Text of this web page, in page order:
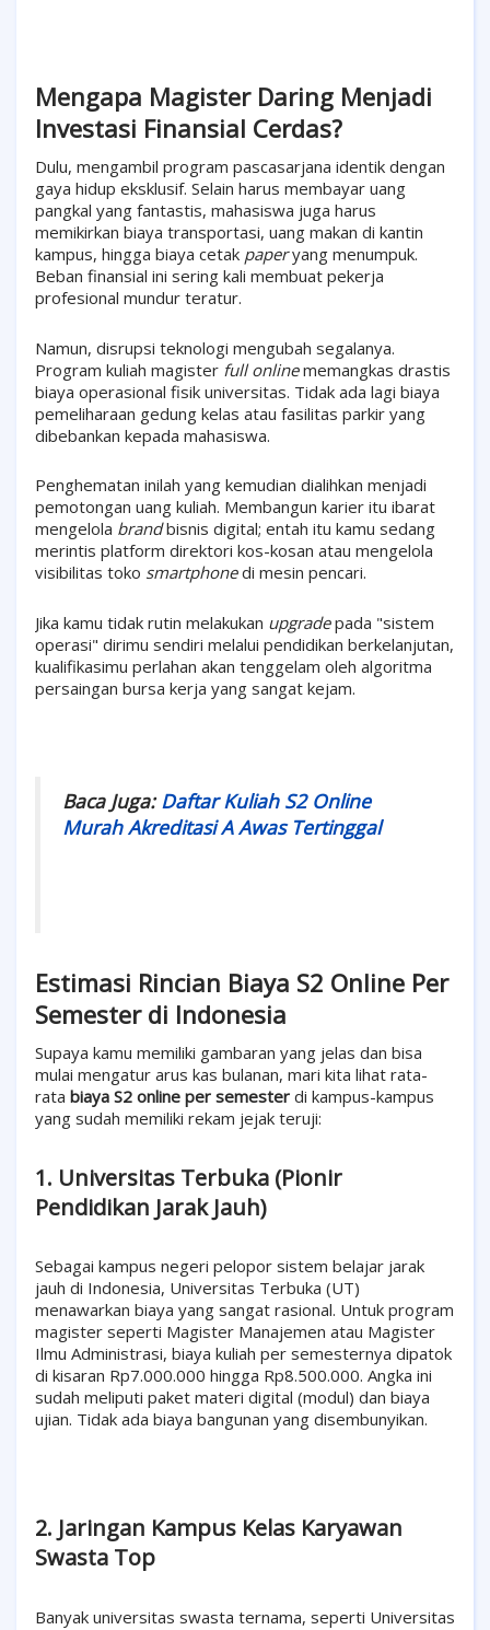
Mengapa Magister Daring Menjadi
Investasi Finansial Cerdas?
Dulu, mengambil program pascasarjana identik dengan
gaya hidup eksklusif. Selain harus membayar uang
pangkal yang fantastis, mahasiswa juga harus
memikirkan biaya transportasi, uang makan di kantin
kampus, hingga biaya cetak paperyang menumpuk.
Beban finansial ini sering kali membuat pekerja
profesional mundur teratur.
Namun, disrupsi teknologi mengubah segalanya.
Program kuliah magister full onlinememangkas drastis
biaya operasional fisik universitas. Tidak ada lagi biaya
pemeliharaan gedung kelas atau fasilitas parkir yang
dibebankan kepada mahasiswa.
Penghematan inilah yang kemudian dialihkan menjadi
pemotongan uang kuliah. Membangun karier itu ibarat
mengelola brandbisnis digital; entah itu kamu sedang
merintis platform direktori kos-kosan atau mengelola
visibilitas toko smartphonedi mesin pencari.
Jika kamu tidak rutin melakukan upgradepada "sistem
operasi" dirimu sendiri melalui pendidikan berkelanjutan,
kualifikasimu perlahan akan tenggelam oleh algoritma
persaingan bursa kerja yang sangat kejam.
Baca Juga:Daftar Kuliah S2 Online
Murah Akreditasi A Awas Tertinggal
Estimasi Rincian Biaya S2 Online Per
Semester di Indonesia
Supaya kamu memiliki gambaran yang jelas dan bisa
mulai mengatur arus kas bulanan, mari kita lihat rata-
rata biaya S2 online per semester di kampus-kampus
yang sudah memiliki rekam jejak teruji:
1. Universitas Terbuka (Pionir
Pendidikan Jarak Jauh)
Sebagai kampus negeri pelopor sistem belajar jarak
jauh di Indonesia, Universitas Terbuka (UT)
menawarkan biaya yang sangat rasional. Untuk program
magister seperti Magister Manajemen atau Magister
Ilmu Administrasi, biaya kuliah per semesternya dipatok
di kisaran Rp7.000.000 hingga Rp8.500.000. Angka ini
sudah meliputi paket materi digital (modul) dan biaya
ujian. Tidak ada biaya bangunan yang disembunyikan.
2. Jaringan Kampus Kelas Karyawan
Swasta Top
Banyak universitas swasta ternama, seperti Universitas